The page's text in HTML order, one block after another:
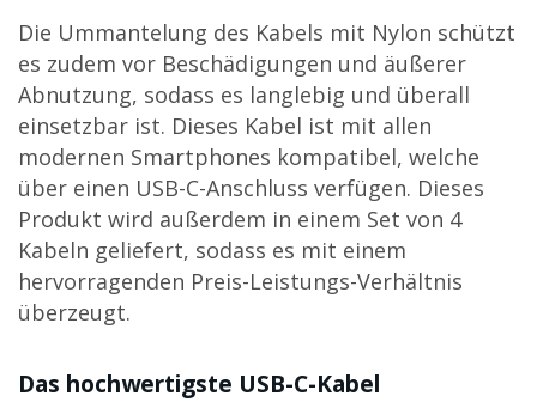
Die Ummantelung des Kabels mit Nylon schützt
es zudem vor Beschädigungen und äußerer
Abnutzung, sodass es langlebig und überall
einsetzbar ist. Dieses Kabel ist mit allen
modernen Smartphones kompatibel, welche
über einen USB-C-Anschluss verfügen. Dieses
Produkt wird außerdem in einem Set von 4
Kabeln geliefert, sodass es mit einem
hervorragenden Preis-Leistungs-Verhältnis
überzeugt.
Das hochwertigste USB-C-Kabel